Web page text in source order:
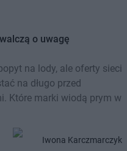
o uwagę
na lody, ale oferty sieci
na długo przed
Które marki wiodą prym w
Iwona Karczmarczyk